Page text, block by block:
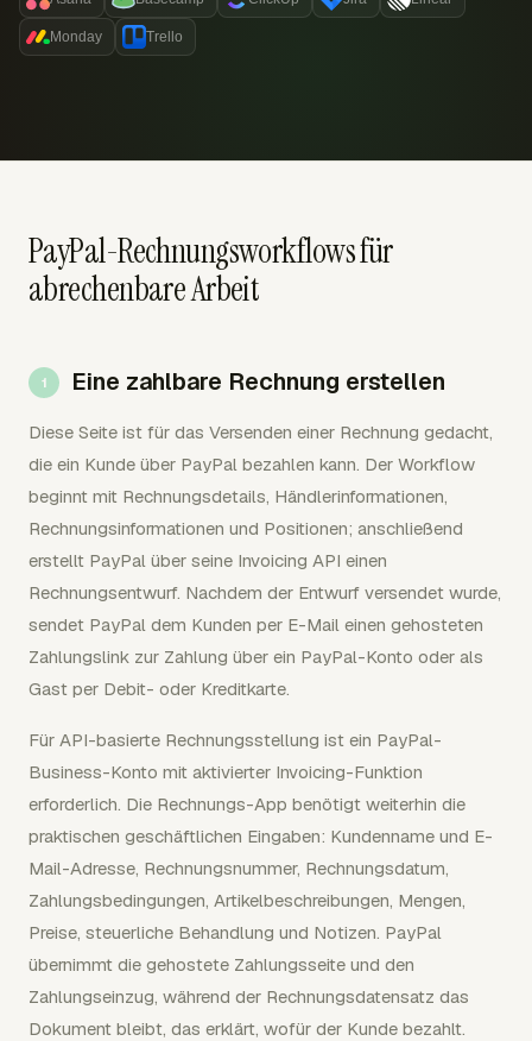
Monday Trello
PayPal-Rechnungsworkflows für
abrechenbare Arbeit
Eine zahlbare Rechnung erstellen
Diese Seite ist für das Versenden einer Rechnung gedacht,
die ein Kunde über PayPal bezahlen kann. Der Workflow
beginnt mit Rechnungsdetails, Händlerinformationen,
Rechnungsinformationen und Positionen; anschließend
erstellt PayPal über seine Invoicing API einen
Rechnungsentwurf. Nachdem der Entwurf versendet wurde,
sendet PayPal dem Kunden per E-Mail einen gehosteten
Zahlungslink zur Zahlung über ein PayPal-Konto oder als
Gast per Debit- oder Kreditkarte.
Für API-basierte Rechnungsstellung ist ein PayPal-
Business-Konto mit aktivierter Invoicing-Funktion
erforderlich. Die Rechnungs-App benötigt weiterhin die
praktischen geschäftlichen Eingaben: Kundenname und E-
Mail-Adresse, Rechnungsnummer, Rechnungsdatum,
Zahlungsbedingungen, Artikelbeschreibungen, Mengen,
Preise, steuerliche Behandlung und Notizen. PayPal
übernimmt die gehostete Zahlungsseite und den
Zahlungseinzug, während der Rechnungsdatensatz das
Dokument bleibt, das erklärt, wofür der Kunde bezahlt.